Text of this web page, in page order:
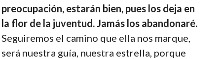
preocupación, estarán bien, pues los deja en
la flor de la juventud. Jamás los abandonaré.
Seguiremos el camino que ella nos marque,
será nuestra guía, nuestra estrella, porque